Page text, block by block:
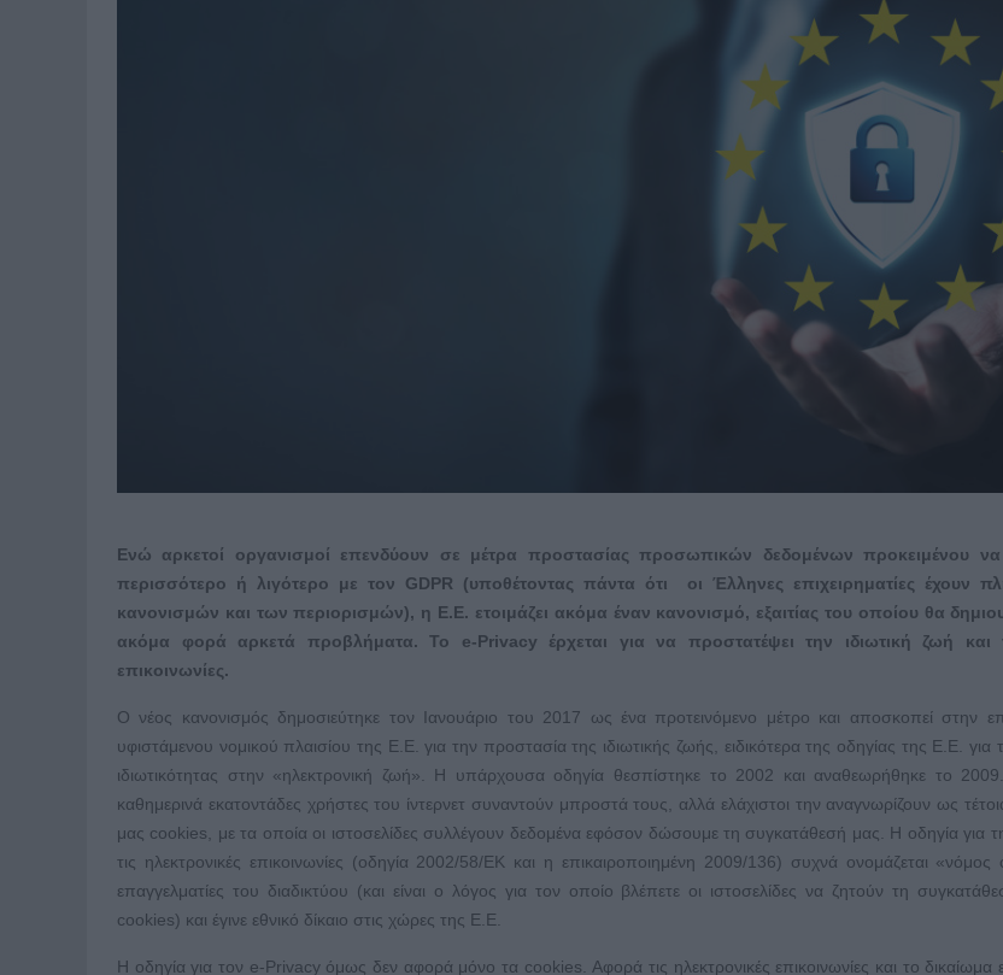
Ενώ αρκετοί οργανισμοί επενδύουν σε μέτρα προστασίας προσωπικών δεδομένων προκειμένου
περισσότερο ή λιγότερο με τον GDPR (υποθέτοντας πάντα ότι οι Έλληνες επιχειρηματίες έχουν
κανονισμών και των περιορισμών), η Ε.Ε. ετοιμάζει ακόμα έναν κανονισμό, εξαιτίας του οποίου θα
ακόμα φορά αρκετά προβλήματα. Το e-Privacy έρχεται για να προστατέψει την ιδιωτική ζωή και
επικοινωνίες.
Ο νέος κανονισμός δημοσιεύτηκε τον Ιανουάριο του 2017 ως ένα προτεινόμενο μέτρο και αποσκοπεί στην
υφιστάμενου νομικού πλαισίου της Ε.Ε. για την προστασία της ιδιωτικής ζωής, ειδικότερα της οδηγίας της Ε.Ε. για
ιδιωτικότητας στην «ηλεκτρονική ζωή». Η υπάρχουσα οδηγία θεσπίστηκε το 2002 και αναθεωρήθηκε το
καθημερινά εκατοντάδες χρήστες του ίντερνετ συναντούν μπροστά τους, αλλά ελάχιστοι την αναγνωρίζουν ως
μας cookies, με τα οποία οι ιστοσελίδες συλλέγουν δεδομένα εφόσον δώσουμε τη συγκατάθεσή μας. Η οδηγία για
τις ηλεκτρονικές επικοινωνίες (οδηγία 2002/58/ΕΚ και η επικαιροποιημένη 2009/136) συχνά ονομάζεται
επαγγελματίες του διαδικτύου (και είναι ο λόγος για τον οποίο βλέπετε οι ιστοσελίδες να ζητούν τη
cookies) και έγινε εθνικό δίκαιο στις χώρες της Ε.Ε.
Η οδηγία για τον e-Privacy όμως δεν αφορά μόνο τα cookies. Αφορά τις ηλεκτρονικές επικοινωνίες και το δικαίωμα